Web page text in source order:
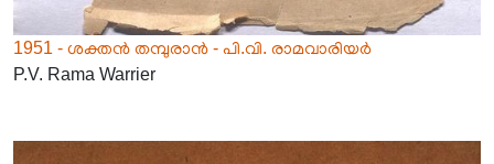
1951 - ശക്തൻ തമ്പുരാൻ - പി.വി. രാമവാരിയർ
P.V. Rama Warrier